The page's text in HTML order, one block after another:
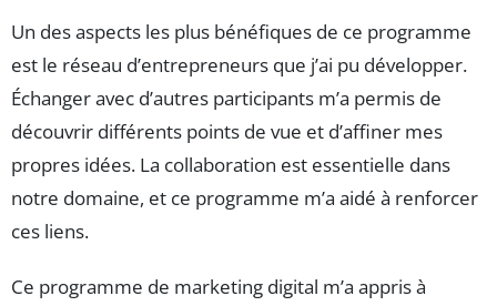
Un des aspects les plus bénéfiques de ce programme
est le réseau d’entrepreneurs que j’ai pu développer.
Échanger avec d’autres participants m’a permis de
découvrir différents points de vue et d’affiner mes
propres idées. La collaboration est essentielle dans
notre domaine, et ce programme m’a aidé à renforcer
ces liens.
Ce programme de marketing digital m’a appris à